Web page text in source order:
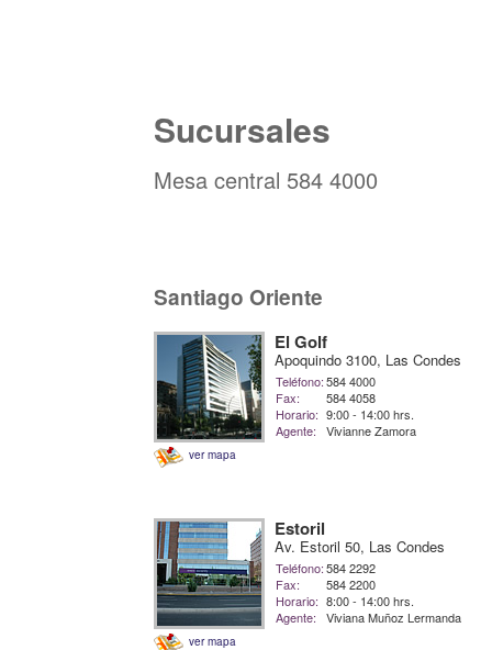
Sucursales
Mesa central 584 4000
Santiago Oriente
ver mapa
El Golf
Apoquindo 3100, Las Condes
Teléfono:584 4000
Fax:
584 4058
Horario: 9:00 - 14:00 hrs.
Agente:
Vivianne Zamora
ver mapa
Estoril
Av. Estoril 50, Las Condes
Teléfono:584 2292
Fax:
584 2200
Horario: 8:00 - 14:00 hrs.
Agente:
Viviana Muñoz Lermanda